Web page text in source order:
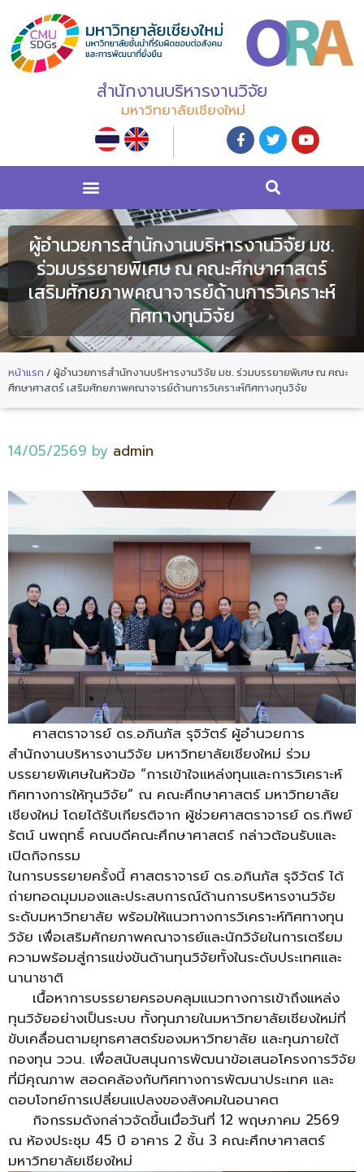
สำนักงานบริหารงานวิจัย
มหาวิทยาลัยเชียงใหม่
ผู้อำนวยการสำนักงานบริหารงานวิจัย มช.
ร่วมบรรยายพิเศษ ณ คณะศึกษาศาสตร์
เสริมศักยภาพคณาจารย์ด้านการวิเคราะห์
ทิศทางทุนวิจัย
หน้าแรก / ผู้อำนวยการสำนักงานบริหารงานวิจัย มช. ร่วมบรรยายพิเศษ ณ คณะ
ศึกษาศาสตร์ เสริมศักยภาพคณาจารย์ด้านการวิเคราะห์ทิศทางทุนวิจัย
14/05/2569 by admin
ศาสตราจารย์ ดร.อภินภัส รุจิวัตร์ ผู้อำนวยการ
สำนักงานบริหารงานวิจัย มหาวิทยาลัยเชียงใหม่ ร่วม
บรรยายพิเศษในหัวข้อ “การเข้าใจแหล่งทุนและการวิเคราะห์
ทิศทางการให้ทุนวิจัย” ณ คณะศึกษาศาสตร์ มหาวิทยาลัย
เชียงใหม่ โดยได้รับเกียรติจาก ผู้ช่วยศาสตราจารย์ ดร.ทิพย์
รัตน์ นพฤทธิ์ คณบดีคณะศึกษาศาสตร์ กล่าวต้อนรับและ
เปิดกิจกรรม
ในการบรรยายครั้งนี้ ศาสตราจารย์ ดร.อภินภัส รุจิวัตร์ ได้
ถ่ายทอดมุมมองและประสบการณ์ด้านการบริหารงานวิจัย
ระดับมหาวิทยาลัย พร้อมให้แนวทางการวิเคราะห์ทิศทางทุน
วิจัย เพื่อเสริมศักยภาพคณาจารย์และนักวิจัยในการเตรียม
ความพร้อมสู่การแข่งขันด้านทุนวิจัยทั้งในระดับประเทศและ
นานาชาติ
เนื้อหาการบรรยายครอบคลุมแนวทางการเข้าถึงแหล่ง
ทุนวิจัยอย่างเป็นระบบ ทั้งทุนภายในมหาวิทยาลัยเชียงใหม่ที่
ขับเคลื่อนตามยุทธศาสตร์ของมหาวิทยาลัย และทุนภายใต้
กองทุน ววน. เพื่อสนับสนุนการพัฒนาข้อเสนอโครงการวิจัย
ที่มีคุณภาพ สอดคล้องกับทิศทางการพัฒนาประเทศ และ
ตอบโจทย์การเปลี่ยนแปลงของสังคมในอนาคต
กิจกรรมดังกล่าวจัดขึ้นเมื่อวันที่ 12 พฤษภาคม 2569
ณ ห้องประชุม 45 ปี อาคาร 2 ชั้น 3 คณะศึกษาศาสตร์
มหาวิทยาลัยเชียงใหม่